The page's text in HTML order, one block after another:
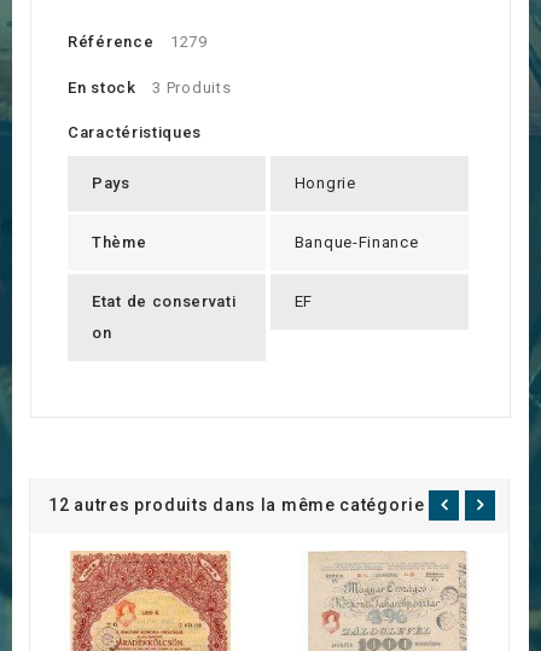
Référence 1279
En stock 3 Produits
Caractéristiques
Pays Hongrie
Thème Banque-Finance
Etat de conservati
on
EF
12 autres produits dans la même catégorie :